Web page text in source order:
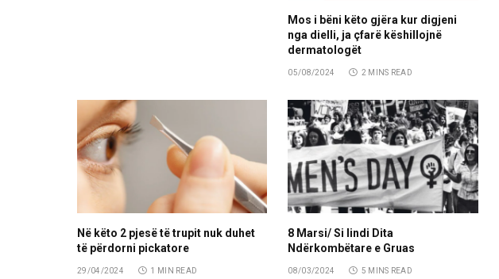
Mos i bëni këto gjëra kur digjeni
nga dielli, ja çfarë këshillojnë
dermatologët
05/08/2024 2 MINS READ
Në këto 2 pjesë të trupit nuk duhet
të përdorni pickatore
29/04/2024 1 MIN READ
8 Marsi/ Si lindi Dita
Ndërkombëtare e Gruas
08/03/2024 5 MINS READ